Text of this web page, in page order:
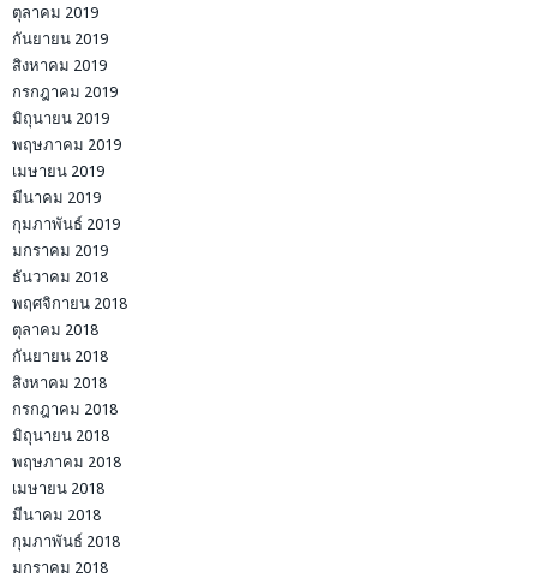
ตุลาคม 2019
กันยายน 2019
สิงหาคม 2019
กรกฎาคม 2019
มิถุนายน 2019
พฤษภาคม 2019
เมษายน 2019
มีนาคม 2019
กุมภาพันธ์ 2019
มกราคม 2019
ธันวาคม 2018
พฤศจิกายน 2018
ตุลาคม 2018
กันยายน 2018
สิงหาคม 2018
กรกฎาคม 2018
มิถุนายน 2018
พฤษภาคม 2018
เมษายน 2018
มีนาคม 2018
กุมภาพันธ์ 2018
มกราคม 2018